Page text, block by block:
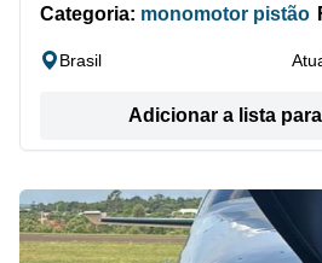
Categoria: monomotor pistão
Brasil
Adicionar a lista